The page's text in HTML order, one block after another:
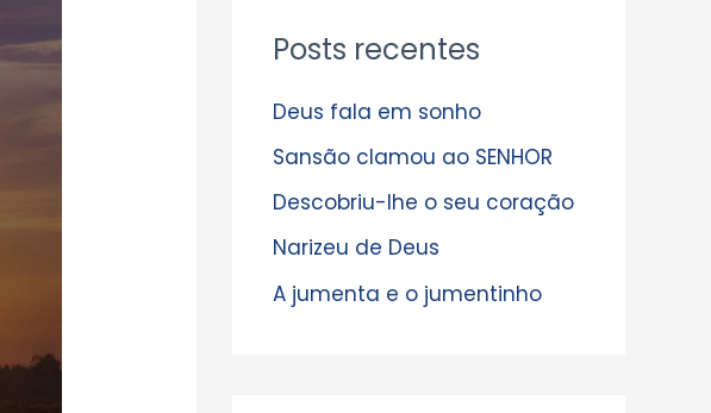
Posts recentes
Deus fala em sonho
Sansão clamou ao SENHOR
Descobriu-lhe o seu coração
Narizeu de Deus
A jumenta e o jumentinho